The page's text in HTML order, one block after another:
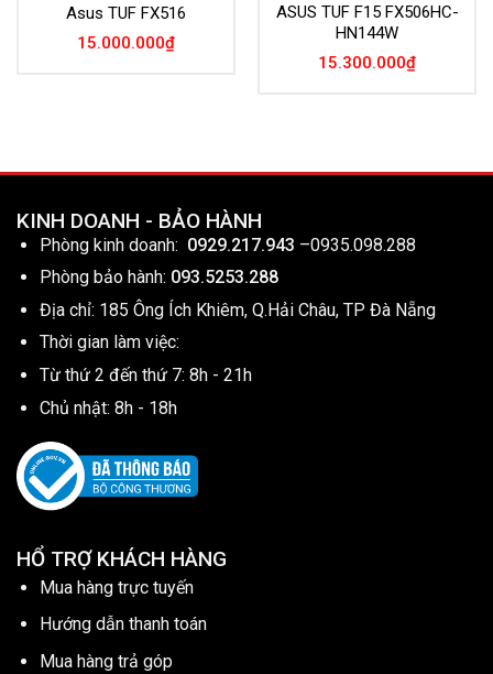
Asus TUF FX516
15.000.000₫
ASUS TUF F15 FX506HC-
HN144W
15.300.000₫
KINH DOANH - BẢO HÀNH
Phòng kinh doanh: 0929.217.943 –0935.098.288
Phòng bảo hành: 093.5253.288
Địa chỉ: 185 Ông Ích Khiêm, Q.Hải Châu, TP Đà Nẵng
Thời gian làm việc:
Từ thứ 2 đến thứ 7: 8h - 21h
Chủ nhật: 8h - 18h
HỔ TRỢ KHÁCH HÀNG
Mua hàng trực tuyến
Hướng dẫn thanh toán
Mua hàng trả góp